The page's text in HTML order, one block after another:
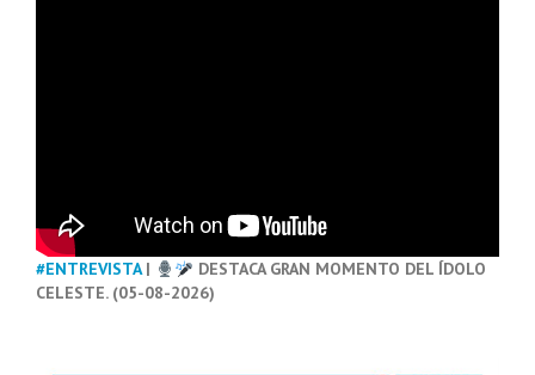
#ENTREVISTA|
DESTACA GRAN MOMENTO DEL ÍDOLO
CELESTE. (05-08-2026)